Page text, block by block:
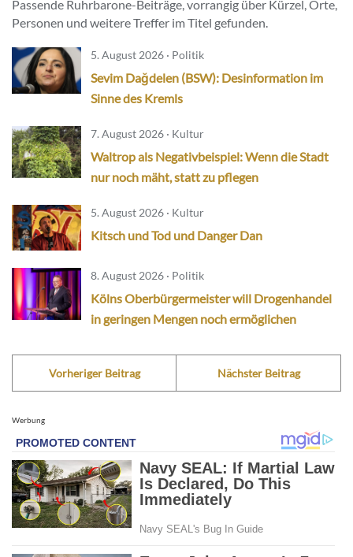
Passende Ruhrbarone-Beiträge, vorrangig über Kürzel, Orte,
Personen und weitere Treffer im Titel gefunden.
5. August 2026 · Politik
Sevim Dağdelen (BSW): Desinformation im
Sinne des Kremls
7. August 2026 · Kultur
Waltrop als Negativbeispiel: Wenn die Stadt
nur noch mäht, statt zu pflegen
5. August 2026 · Kultur
Kitsch und Tod und Danger Dan
8. August 2026 · Politik
Kölns Oberbürgermeister will Drogenhandel
in geringen Mengen noch ermöglichen
Vorheriger Beitrag Nächster Beitrag
Werbung